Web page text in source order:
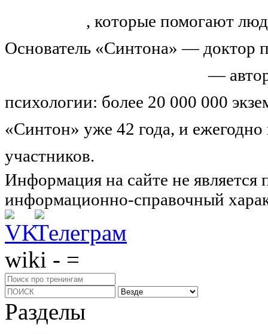
, которые помогают
Основатель «Синтона» — доктор
—
психологии: более 20 000 000
«Синтон» уже 42 года, и
участников.
Информация на сайте не
информационно-справочный
wiki - =
Разделы